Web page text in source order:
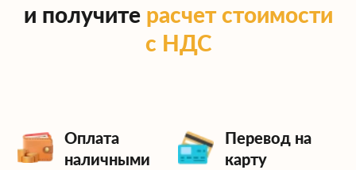
и получите расчет стоимости
с НДС
Оплата
наличными
Перевод на
карту